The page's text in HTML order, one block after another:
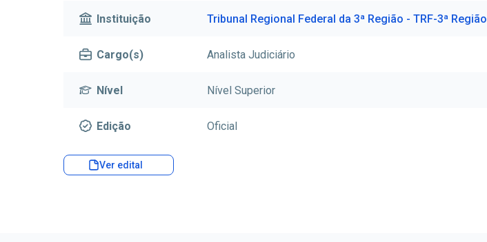
Instituição Tribunal Regional Federal da 3ª Região - TRF-3ª Região
Cargo(s) Analista Judiciário
Nível Nível Superior
Edição Oficial
Ver edital